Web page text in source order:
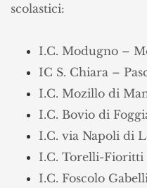
scolastici:
I.C. Modugno –
IC S. Chiara –
I.C. Mozillo di
I.C. Bovio di
I.C. via Napoli di
I.C. Torelli-Fioritti
I.C. Foscolo